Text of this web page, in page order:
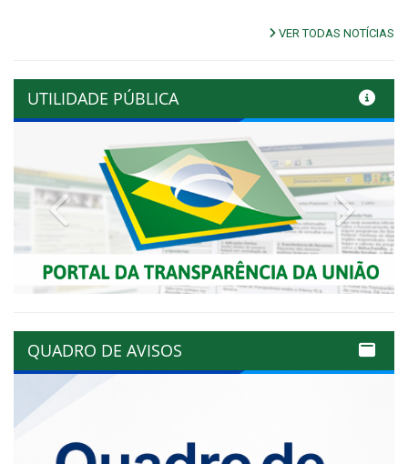
VER TODAS NOTÍCIAS
UTILIDADE PÚBLICA
Previous Next
QUADRO DE AVISOS